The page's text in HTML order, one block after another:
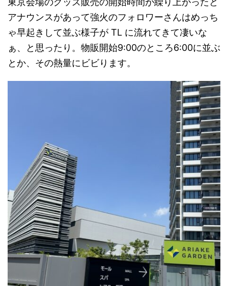
アナウンスがあって強火のフォロワーさんはめっち
ゃ早起きして並ぶ様子が TL に流れてきて凄いな
ぁ、と思ったり。物販開始9:00のところ6:00に並ぶ
とか、その熱量にビビります。